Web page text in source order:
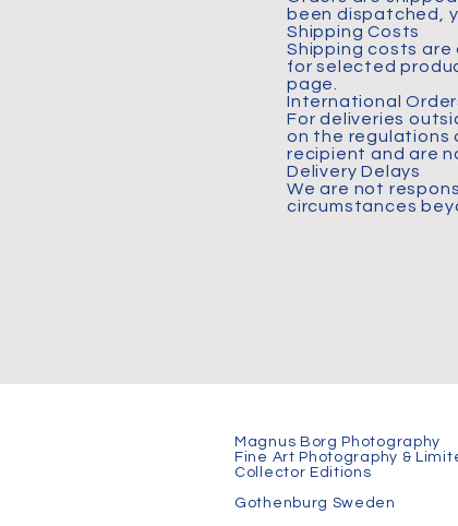
been dispatched,
Shipping Costs
Shipping costs
for selected
page.
International
For deliveries
on the regulations
recipient and are
Delivery Delays
We are not
circumstances
Magnus Borg Photography
Fine Art Photography &
Collector Editions
Gothenburg Sweden